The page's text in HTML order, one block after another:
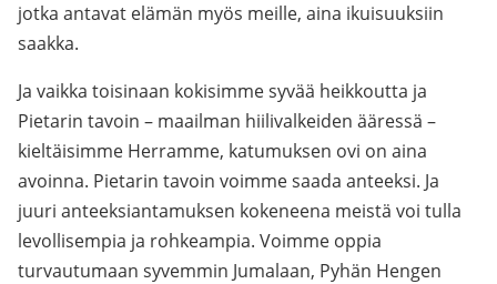
jotka antavat elämän myös meille, aina ikuisuuksiin
saakka.
Ja vaikka toisinaan kokisimme syvää heikkoutta ja
Pietarin tavoin – maailman hiilivalkeiden ääressä –
kieltäisimme Herramme, katumuksen ovi on aina
avoinna. Pietarin tavoin voimme saada anteeksi. Ja
juuri anteeksiantamuksen kokeneena meistä voi tulla
levollisempia ja rohkeampia. Voimme oppia
turvautumaan syvemmin Jumalaan, Pyhän Hengen